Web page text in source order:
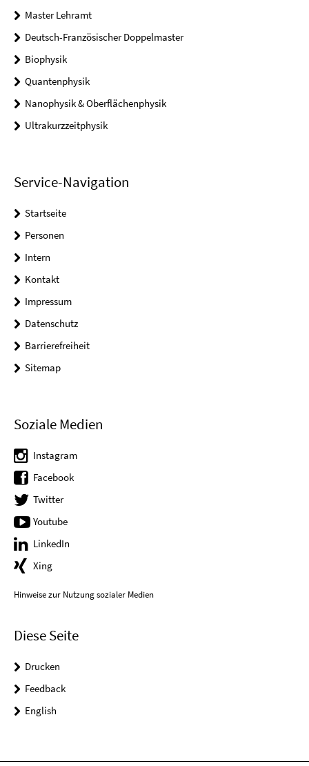
Master Lehramt
Deutsch-Französischer Doppelmaster
Biophysik
Quantenphysik
Nanophysik & Oberflächenphysik
Ultrakurzzeitphysik
Service-Navigation
Startseite
Personen
Intern
Kontakt
Impressum
Datenschutz
Barrierefreiheit
Sitemap
Soziale Medien
Instagram
Facebook
Twitter
Youtube
LinkedIn
Xing
Hinweise zur Nutzung sozialer Medien
Diese Seite
Drucken
Feedback
English